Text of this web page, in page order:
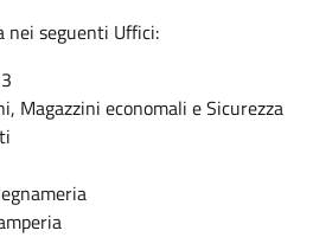
nei seguenti Uffici:
Magazzini economali e Sicurezza